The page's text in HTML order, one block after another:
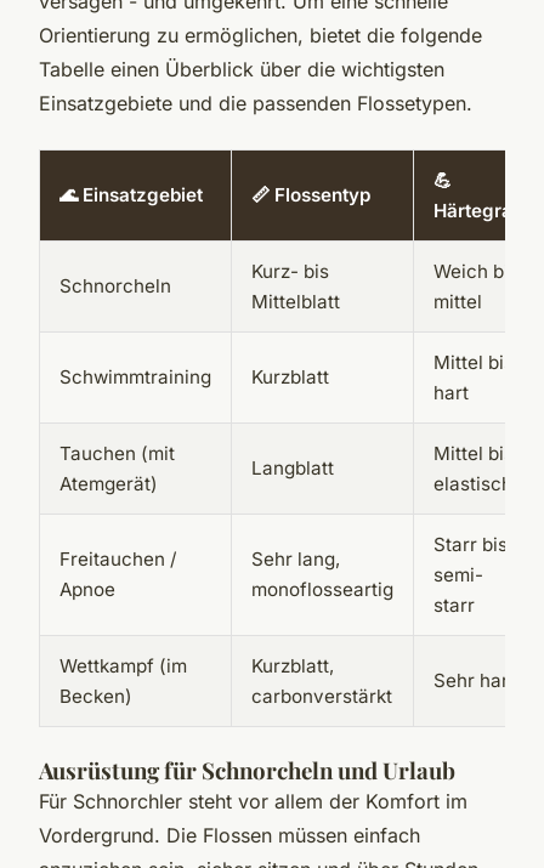
Orientierung zu ermöglichen, bietet die folgende
Tabelle einen Überblick über die wichtigsten
Einsatzgebiete und die passenden Flossetypen.
🌊 Einsatzgebiet 📏 Flossentyp
💪
Härtegrad
Schnorcheln
Kurz- bis
Mittelblatt
Weich bis
mittel
Schwimmtraining Kurzblatt
Mittel bis
hart
Tauchen (mit
Atemgerät)
Langblatt
Mittel bis
elastisch
Freitauchen /
Apnoe
Sehr lang,
monoflosseartig
Starr bis
semi-
starr
Wettkampf (im
Becken)
Kurzblatt,
carbonverstärkt
Sehr hart
Ausrüstung für Schnorcheln und Urlaub
Für Schnorchler steht vor allem der Komfort im
Vordergrund. Die Flossen müssen einfach